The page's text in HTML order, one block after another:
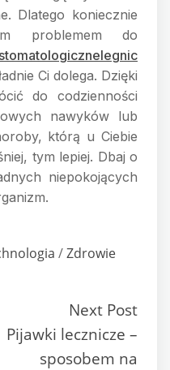
Dlatego koniecznie
problemem do
Ci dolega. Dzięki
do codzienności
nawyków lub
którą u Ciebie
tym lepiej. Dbaj o
niepokojących
/Zdrowie
Next Post
Pijawki lecznicze –
sposobem na